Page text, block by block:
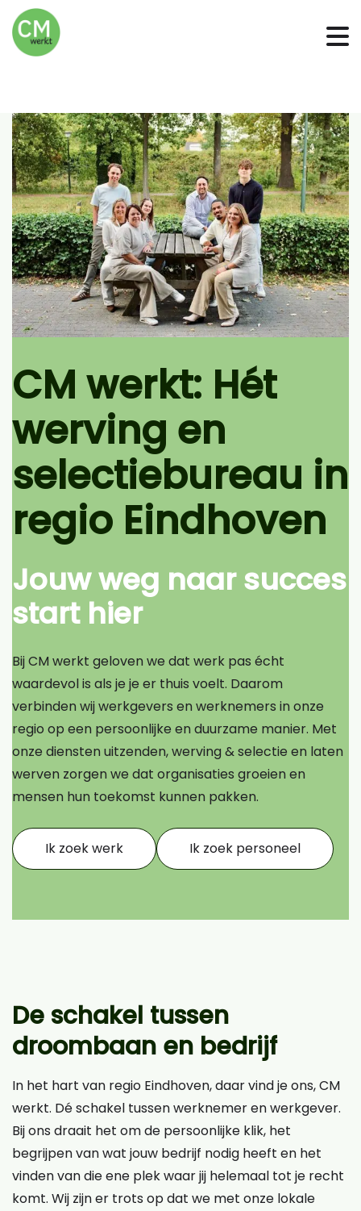
CM werkt: Hét
werving en
selectiebureau in
regio Eindhoven
Jouw weg naar succes
start hier
Bij CM werkt geloven we dat werk pas écht
waardevol is als je je er thuis voelt. Daarom
verbinden wij werkgevers en werknemers in onze
regio op een persoonlijke en duurzame manier. Met
onze diensten uitzenden, werving & selectie en laten
werven zorgen we dat organisaties groeien en
mensen hun toekomst kunnen pakken.
Ik zoek werk Ik zoek personeel
De schakel tussen
droombaan en bedrijf
In het hart van regio Eindhoven, daar vind je ons, CM
werkt. Dé schakel tussen werknemer en werkgever.
Bij ons draait het om de persoonlijke klik, het
begrijpen van wat jouw bedrijf nodig heeft en het
vinden van die ene plek waar jij helemaal tot je recht
komt. Wij zijn er trots op dat we met onze lokale